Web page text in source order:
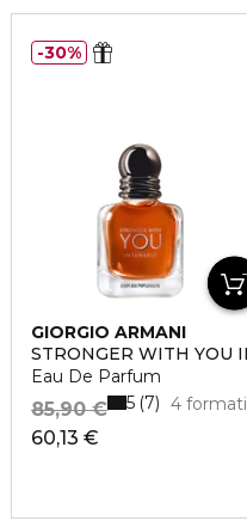
GIORGIO ARMANI
STRONGER WITH YOU
Eau De Parfum
60,13 €
85,90 € 4 formati
5 7
30%